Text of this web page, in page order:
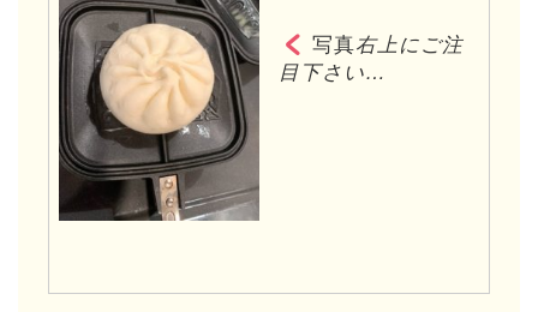
写真右上にご注
目下さい…